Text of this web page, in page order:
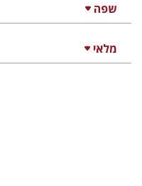
שפה
מלאי